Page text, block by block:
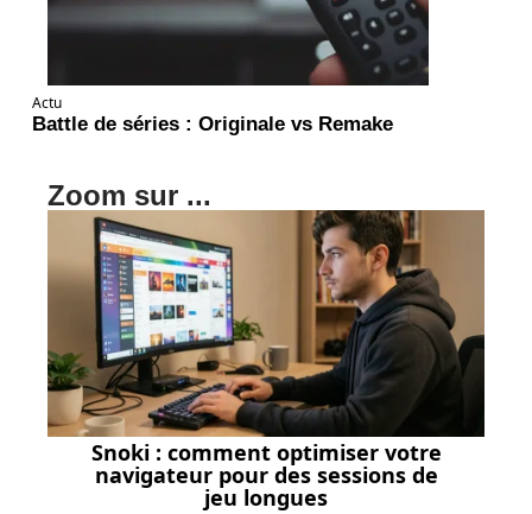
Actu
Battle de séries : Originale vs Remake
Zoom sur ...
Snoki : comment optimiser votre
navigateur pour des sessions de
jeu longues